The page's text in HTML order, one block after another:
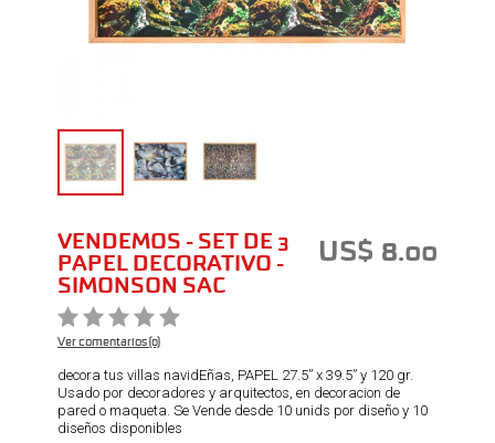
VENDEMOS - SET DE 3
PAPEL DECORATIVO -
SIMONSON SAC
Ver comentarios (0)
US$ 8.00
decora tus villas navidEñas, PAPEL 27.5” x 39.5” y 120 gr.
Usado por decoradores y arquitectos, en decoracion de
pared o maqueta. Se Vende desde 10 unids por diseño y 10
diseños disponibles